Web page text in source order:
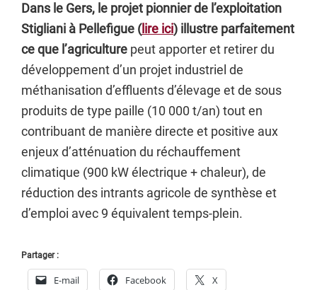
Dans le Gers, le projet pionnier de l’exploitation
Stigliani à Pellefigue (lire ici) illustre parfaitement
ce que l’agriculture peut apporter et retirer du
développement d’un projet industriel de
méthanisation d’effluents d’élevage et de sous
produits de type paille (10 000 t/an) tout en
contribuant de manière directe et positive aux
enjeux d’atténuation du réchauffement
climatique (900 kW électrique + chaleur), de
réduction des intrants agricole de synthèse et
d’emploi avec 9 équivalent temps-plein.
Partager :
E-mail Facebook X